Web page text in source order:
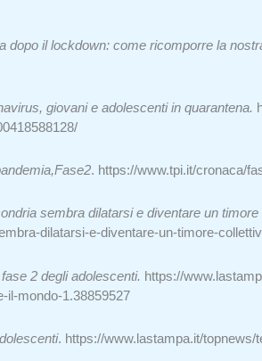
dopo il lockdown: come ricomporre la
giovani e adolescenti in quarantena.
. https://www.tpi.it/cronaca/
sembra dilatarsi e diventare un
dilatarsi-e-diventare-un-timore-
2 degli adolescenti. https://
il-mondo-1.38859527
. https://www.lastampa.it/topnews/